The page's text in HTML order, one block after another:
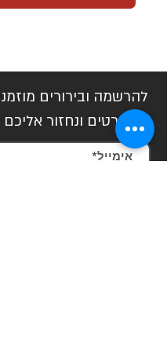
להרשמה ובירורים
פרטים ונחזור